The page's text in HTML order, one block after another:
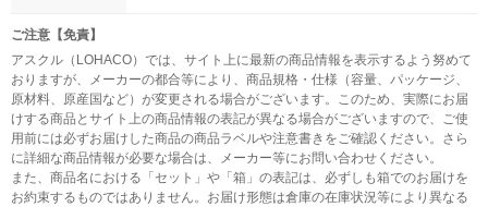
ご注意【免責】
アスクル（LOHACO）では、サイト上に最新の商品情報を表示するよう努めて
おりますが、メーカーの都合等により、商品規格・仕様（容量、パッケージ、
原材料、原産国など）が変更される場合がございます。このため、実際にお届
けする商品とサイト上の商品情報の表記が異なる場合がございますので、ご使
用前には必ずお届けした商品の商品ラベルや注意書きをご確認ください。さら
に詳細な商品情報が必要な場合は、メーカー等にお問い合わせください。
また、商品名における「セット」や「箱」の表記は、必ずしも箱でのお届けを
お約束するものではありません。お届け形態は倉庫の在庫状況等により異なる